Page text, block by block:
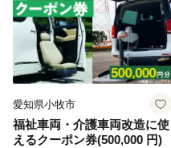
愛知県小牧市
福祉車両・介護車両改造に使
えるクーポン券(500,000 円)